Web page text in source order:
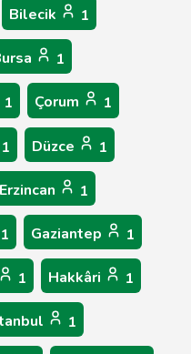
Bilecik 1
1
1 Çorum 1
1 Düzce 1
Erzincan 1
1 Gaziantep 1
1 Hakkâri 1
1